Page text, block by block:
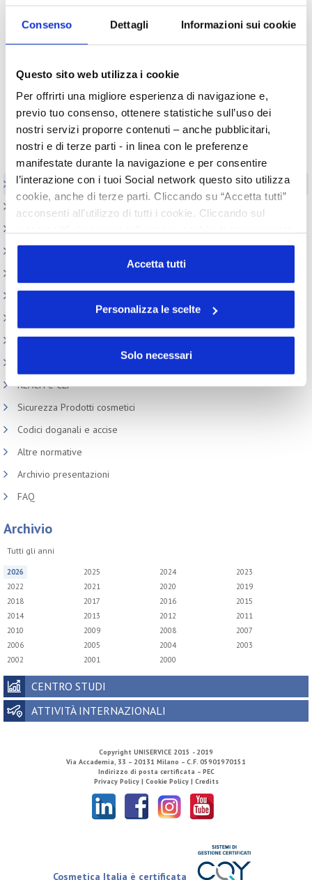
Consenso Dettagli Informazioni sui cookie
Questo sito web utilizza i cookie
Per offrirti una migliore esperienza di navigazione e,
previo tuo consenso, ottenere statistiche sull’uso dei
nostri servizi proporre contenuti – anche pubblicitari,
nostri e di terze parti - in linea con le preferenze
manifestate durante la navigazione e per consentire
l’interazione con i tuoi Social network questo sito utilizza
cookie, anche di terze parti. Cliccando su “Accetta tutti”
acconsenti all’utilizzo di tutti i cookie. Cliccando sul
o profilazione viene utilizzato. Cliccando su
“Personalizza le scelte” è possibile esprimere la propria
volontà in relazione a ciascuna categoria di cookie del
Accetta tutti
Personalizza le scelte
Solo necessari
Tavola rotonda sul tema della sostenibilitàsabato 6
maggio (h 15.30/16.30) presso Smart&Green Room in
collaborazione con Kantar con un intervento di Cosmetica
Italia sulle attività promosse per favorire la diffusione della
Il Centro Studi di Cosmetica Italia condurrà la sesta edizione
dell’indagine in tempo reale, coinvolgendo i farmacisti
presenti in fiera, con l’obiettivo di analizzare le future
dinamiche e l’evoluzione del prodotto cosmetico all'interno
del canale.
Elenco Completo
Realizzazione GMP
Normativa cosmetici
Produzione e confezionamento
REACH e CLP
Sicurezza Prodotti cosmetici
Codici doganali e accise
Altre normative
Archivio presentazioni
FAQ
Archivio
Tutti gli anni
2026 2025 2024
2023
2022
2021 2020
2019
2018
2017 2016
2015
2014
2013 2012
2011
2010
2009 2008
2007
2006
2005 2004
2003
2002
2001 2000
CENTRO STUDI
ATTIVITÀ INTERNAZIONALI
Copyright UNISERVICE 2015 - 2019
Via Accademia, 33 – 20131 Milano – C.F. 05901970151
Indirizzo di posta certificata – PEC
Privacy Policy | Cookie Policy | Credits
Cosmetica Italia è certificata